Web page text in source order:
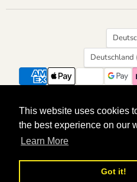
This website uses cookies
the best experience on our
Learn More
Got it!
This website uses cookies
the best experience on our
Learn More
Got it!
Land
Deutschland
Suchen Kontakt Über
Vertrag widerrufen
Allgemeine
Powered